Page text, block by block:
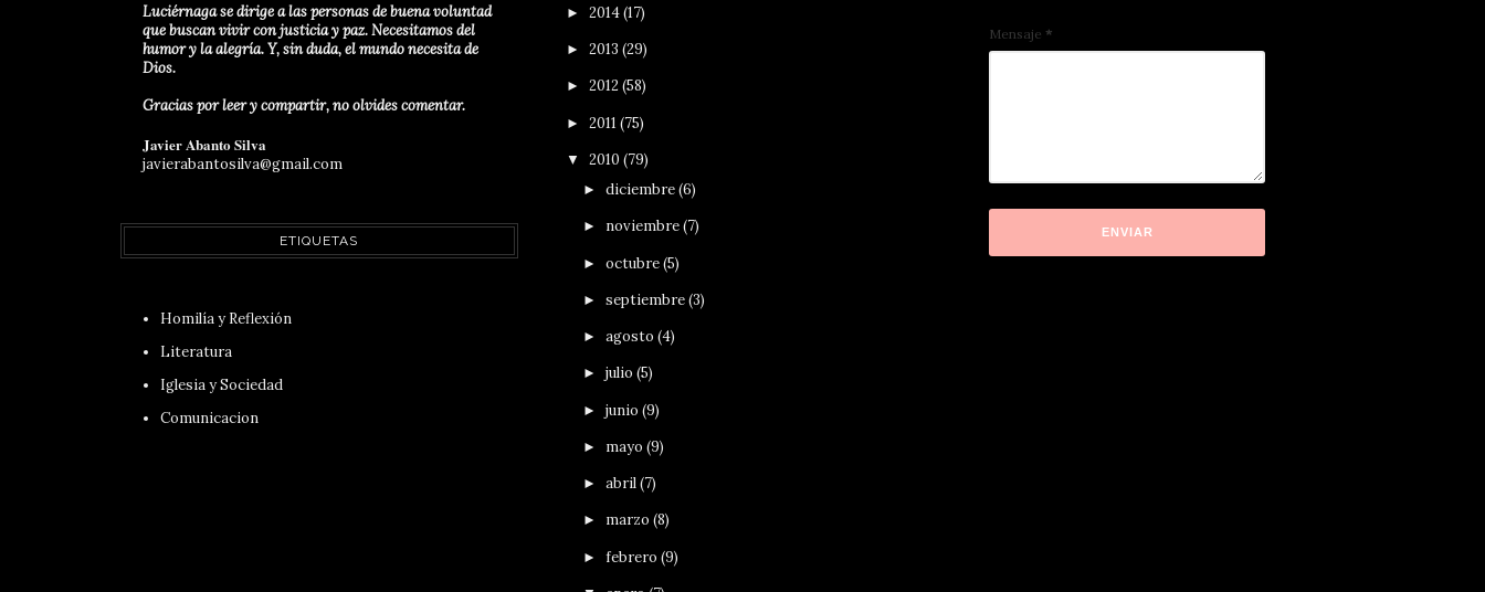
Luciérnaga se dirige a las personas de buena voluntad
que buscan vivir con justicia y paz. Necesitamos del
humor y la alegría. Y, sin duda, el mundo necesita de
Dios.
Gracias por leer y compartir, no olvides comentar.
Javier Abanto Silva
javierabantosilva@gmail.com
ETIQUETAS
Homilía y Reflexión
Literatura
Iglesia y Sociedad
Comunicacion
► 2014(17)
► 2013 (29)
► 2012 (58)
► 2011 (75)
▼ 2010 (79)
►diciembre(6)
► noviembre(7)
►octubre(5)
►septiembre(3)
►agosto(4)
►julio(5)
►junio(9)
► mayo(9)
►abril(7)
► marzo(8)
►febrero(9)
Mensaje *